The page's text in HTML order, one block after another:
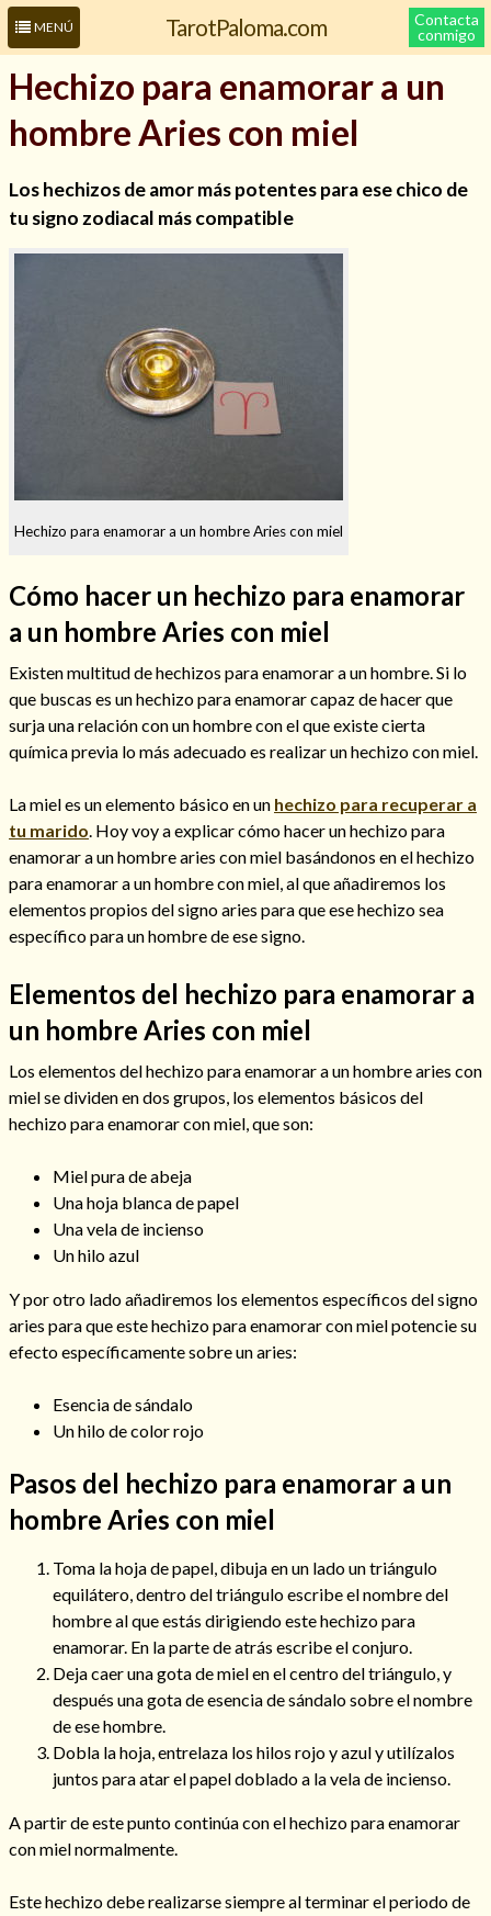
MENÚ TarotPaloma.com
Contacta
conmigo
Hechizos de amor
Amarre para recuperar a mi pareja
Cómo alejar a la amante de mi esposo
Endulzamiento
Hechizo para enamorar a un
hombre Aries con miel
Los hechizos de amor más potentes para ese chico de
tu signo zodiacal más compatible
Hechizo para enamorar a un hombre Aries con miel
Cómo hacer un hechizo para enamorar
a un hombre Aries con miel
Existen multitud de hechizos para enamorar a un hombre. Si lo
que buscas es un hechizo para enamorar capaz de hacer que
surja una relación con un hombre con el que existe cierta
química previa lo más adecuado es realizar un hechizo con miel.
La miel es un elemento básico en un hechizo para recuperar a
tu marido . Hoy voy a explicar cómo hacer un hechizo para
enamorar a un hombre aries con miel basándonos en el hechizo
para enamorar a un hombre con miel, al que añadiremos los
elementos propios del signo aries para que ese hechizo sea
específico para un hombre de ese signo.
Elementos del hechizo para enamorar a
un hombre Aries con miel
Los elementos del hechizo para enamorar a un hombre aries con
miel se dividen en dos grupos, los elementos básicos del
hechizo para enamorar con miel, que son:
Miel pura de abeja
Una hoja blanca de papel
Una vela de incienso
Un hilo azul
Y por otro lado añadiremos los elementos específicos del signo
aries para que este hechizo para enamorar con miel potencie su
efecto específicamente sobre un aries:
Esencia de sándalo
Un hilo de color rojo
Pasos del hechizo para enamorar a un
hombre Aries con miel
Toma la hoja de papel, dibuja en un lado un triángulo
equilátero, dentro del triángulo escribe el nombre del
hombre al que estás dirigiendo este hechizo para
enamorar. En la parte de atrás escribe el conjuro.
Deja caer una gota de miel en el centro del triángulo, y
después una gota de esencia de sándalo sobre el nombre
de ese hombre.
Dobla la hoja, entrelaza los hilos rojo y azul y utilízalos
juntos para atar el papel doblado a la vela de incienso.
A partir de este punto continúa con el hechizo para enamorar
con miel normalmente.
Este hechizo debe realizarse siempre al terminar el periodo de